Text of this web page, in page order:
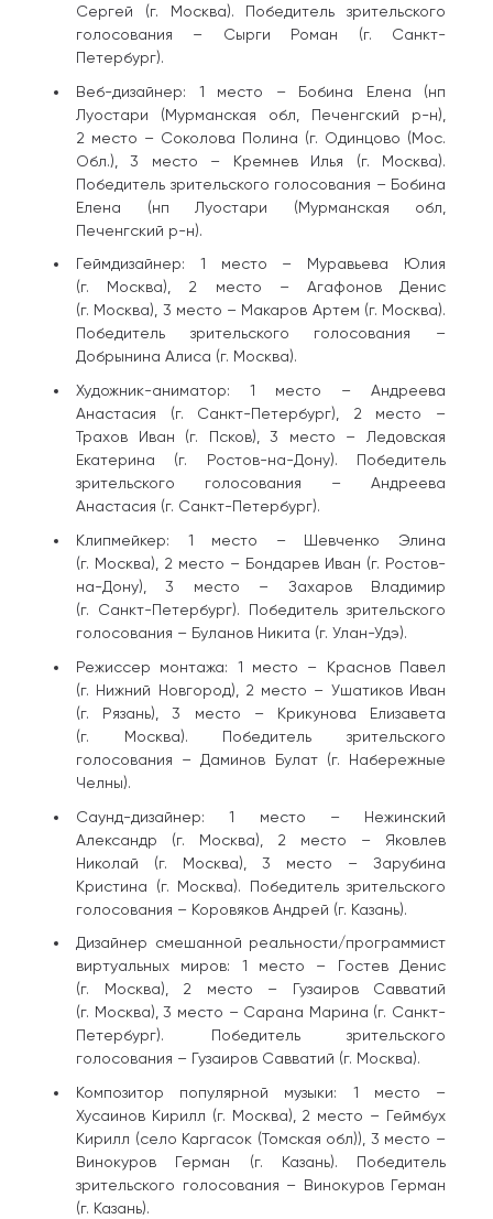
Сергей (г. Москва). Победитель зрительского
голосования – Сырги Роман (г. Санкт-
Петербург).
Веб-дизайнер: 1 место – Бобина Елена (нп
Луостари (Мурманская обл, Печенгский р-н),
2 место – Соколова Полина (г. Одинцово (Мос.
Обл.), 3 место – Кремнев Илья (г. Москва).
Победитель зрительского голосования – Бобина
Елена (нп Луостари (Мурманская обл,
Печенгский р-н).
Геймдизайнер: 1 место – Муравьева Юлия
(г. Москва), 2 место – Агафонов Денис
(г. Москва), 3 место – Макаров Артем (г. Москва).
Победитель зрительского голосования –
Добрынина Алиса (г. Москва).
Художник-аниматор: 1 место – Андреева
Анастасия (г. Санкт-Петербург), 2 место –
Трахов Иван (г. Псков), 3 место – Ледовская
Екатерина (г. Ростов-на-Дону). Победитель
зрительского голосования – Андреева
Анастасия (г. Санкт-Петербург).
Клипмейкер: 1 место – Шевченко Элина
(г. Москва), 2 место – Бондарев Иван (г. Ростов-
на-Дону), 3 место – Захаров Владимир
(г. Санкт-Петербург). Победитель зрительского
голосования – Буланов Никита (г. Улан-Удэ).
Режиссер монтажа: 1 место – Краснов Павел
(г. Нижний Новгород), 2 место – Ушатиков Иван
(г. Рязань), 3 место – Крикунова Елизавета
(г. Москва). Победитель зрительского
голосования – Даминов Булат (г. Набережные
Челны).
Саунд-дизайнер: 1 место – Нежинский
Александр (г. Москва), 2 место – Яковлев
Николай (г. Москва), 3 место – Зарубина
Кристина (г. Москва). Победитель зрительского
голосования – Коровяков Андрей (г. Казань).
Дизайнер смешанной реальности/программист
виртуальных миров: 1 место – Гостев Денис
(г. Москва), 2 место – Гузаиров Савватий
(г. Москва), 3 место – Сарана Марина (г. Санкт-
Петербург). Победитель зрительского
голосования – Гузаиров Савватий (г. Москва).
Композитор популярной музыки: 1 место –
Хусаинов Кирилл (г. Москва), 2 место – Геймбух
Кирилл (село Каргасок (Томская обл)), 3 место –
Винокуров Герман (г. Казань). Победитель
зрительского голосования – Винокуров Герман
(г. Казань).